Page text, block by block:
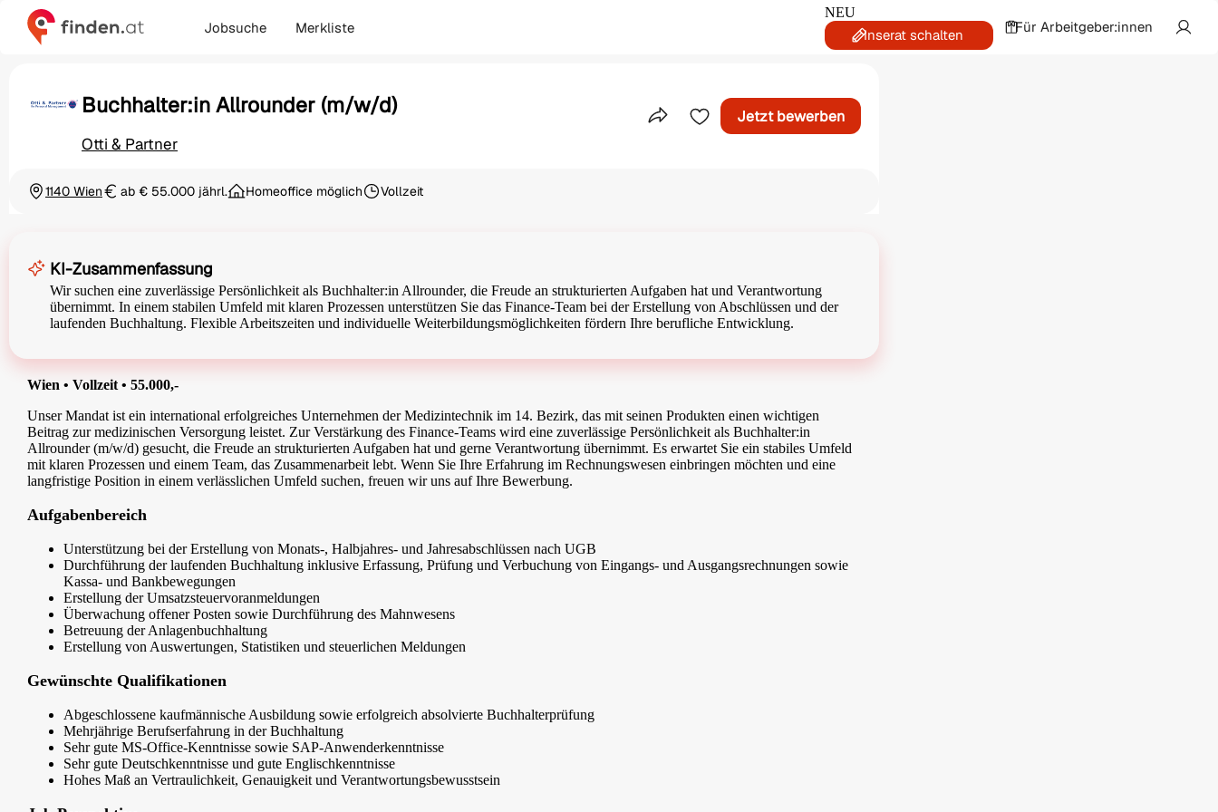
Jobsuche Merkliste
NEU
Inserat schalten Für Arbeitgeber:innen
Buchhalter:in Allrounder (m/w/d)
Otti & Partner
Teile dieses Inserat
Jetzt bewerben
Ortschaft
1140 WienGehaltab € 55.000 jährl. Homeoffice möglichBeschäftigungsart
Vollzeit
KI-Zusammenfassung
Wir suchen eine zuverlässige Persönlichkeit als Buchhalter:in Allrounder, die Freude an strukturierten Aufgaben hat und Verantwortung
übernimmt. In einem stabilen Umfeld mit klaren Prozessen unterstützen Sie das Finance-Team bei der Erstellung von Abschlüssen und der
laufenden Buchhaltung. Flexible Arbeitszeiten und individuelle Weiterbildungsmöglichkeiten fördern Ihre berufliche Entwicklung.
Wien • Vollzeit • 55.000,-
Unser Mandat ist ein international erfolgreiches Unternehmen der Medizintechnik im 14. Bezirk, das mit seinen Produkten einen wichtigen
Beitrag zur medizinischen Versorgung leistet. Zur Verstärkung des Finance-Teams wird eine zuverlässige Persönlichkeit als Buchhalter:in
Allrounder (m/w/d) gesucht, die Freude an strukturierten Aufgaben hat und gerne Verantwortung übernimmt. Es erwartet Sie ein stabiles Umfeld
mit klaren Prozessen und einem Team, das Zusammenarbeit lebt. Wenn Sie Ihre Erfahrung im Rechnungswesen einbringen möchten und eine
langfristige Position in einem verlässlichen Umfeld suchen, freuen wir uns auf Ihre Bewerbung.
Aufgabenbereich
Unterstützung bei der Erstellung von Monats-, Halbjahres- und Jahresabschlüssen nach UGB
Durchführung der laufenden Buchhaltung inklusive Erfassung, Prüfung und Verbuchung von Eingangs- und Ausgangsrechnungen sowie
Kassa- und Bankbewegungen
Erstellung der Umsatzsteuervoranmeldungen
Überwachung offener Posten sowie Durchführung des Mahnwesens
Betreuung der Anlagenbuchhaltung
Erstellung von Auswertungen, Statistiken und steuerlichen Meldungen
Gewünschte Qualifikationen
Abgeschlossene kaufmännische Ausbildung sowie erfolgreich absolvierte Buchhalterprüfung
Mehrjährige Berufserfahrung in der Buchhaltung
Sehr gute MS-Office-Kenntnisse sowie SAP-Anwenderkenntnisse
Sehr gute Deutschkenntnisse und gute Englischkenntnisse
Hohes Maß an Vertraulichkeit, Genauigkeit und Verantwortungsbewusstsein